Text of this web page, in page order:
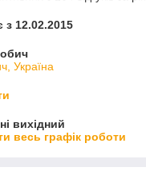
12.02.2015
Україна
вихідний
весь графік роботи